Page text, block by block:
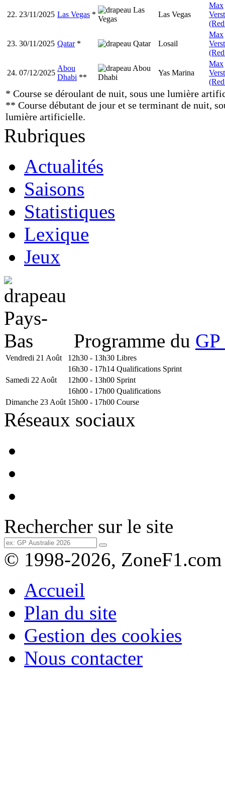
22. 23/11/2025 Las Vegas * Las Vegas
Max
23. 30/11/2025 Qatar* Losail
Max
24. 07/12/2025
Abou
Dhabi **
Yas Marina
Max
* Course se déroulant de nuit, sous une lumière
** Course débutant de jour et se terminant de nuit,
lumière artificielle.
Rubriques
Actualités
Saisons
Statistiques
Lexique
Jeux
Programme du
Vendredi 21 Août 12h30 - 13h30 Libres
16h30 - 17h14 Qualifications Sprint
Samedi 22 Août
12h00 - 13h00 Sprint
16h00 - 17h00 Qualifications
Dimanche 23 Août 15h00 - 17h00 Course
Réseaux sociaux
Rechercher sur le site
© 1998-2026, ZoneF1.com
Accueil
Plan du site
Gestion des cookies
Nous contacter